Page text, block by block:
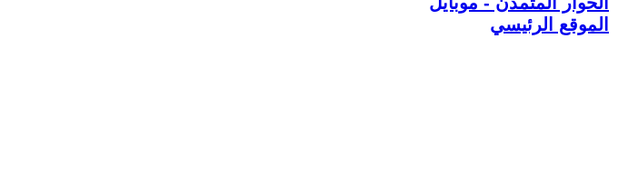
الموقع الرئيسي